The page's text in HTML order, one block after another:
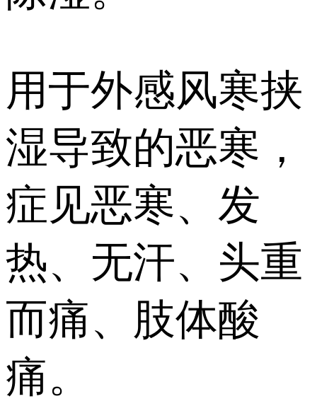
用于外感风寒挟
湿导致的恶寒，
症见恶寒、发
热、无汗、头重
而痛、肢体酸
痛。